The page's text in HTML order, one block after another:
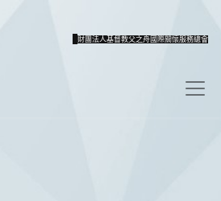
財團法人基督教父之舟國際關懷服務總會